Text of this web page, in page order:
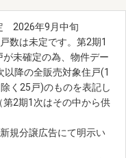
2026年9月中旬
数は未定です。第2期1
が未確定の為、物件デー
以降の全販売対象住戸(1
く25戸)のものを表記し
第2期1次はその中から供
規分譲広告にて明示い